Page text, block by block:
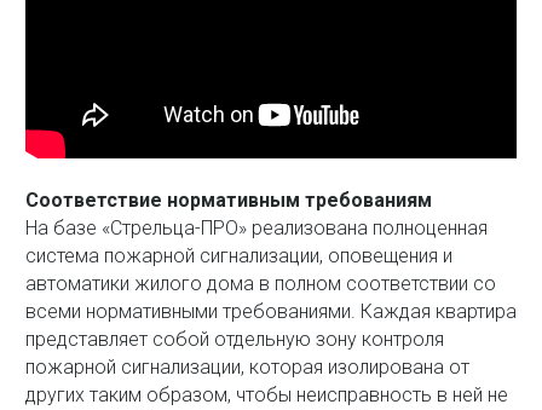
Соответствие нормативным требованиям
На базе «Стрельца-ПРО» реализована полноценная
система пожарной сигнализации, оповещения и
автоматики жилого дома в полном соответствии со
всеми нормативными требованиями. Каждая квартира
представляет собой отдельную зону контроля
пожарной сигнализации, которая изолирована от
других таким образом, чтобы неисправность в ней не